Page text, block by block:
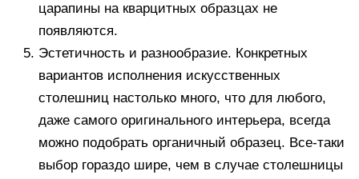
царапины на кварцитных образцах не
появляются.
Эстетичность и разнообразие. Конкретных
вариантов исполнения искусственных
столешниц настолько много, что для любого,
даже самого оригинального интерьера, всегда
можно подобрать органичный образец. Все-таки
выбор гораздо шире, чем в случае столешницы